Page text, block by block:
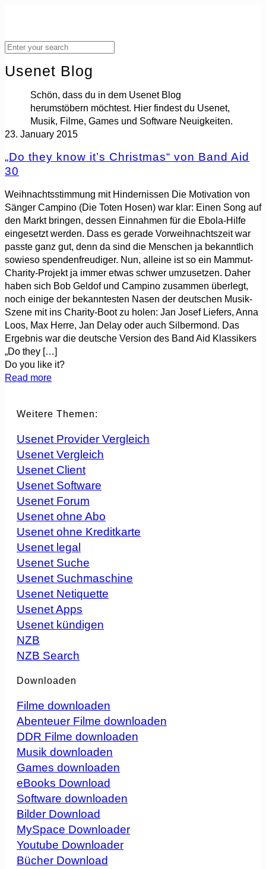
Usenet Blog
Schön, dass du in dem Usenet Blog
herumstöbern möchtest. Hier findest du Usenet,
Musik, Filme, Games und Software Neuigkeiten.
23. January 2015
„Do they know it’s Christmas“ von Band Aid
30
Weihnachtsstimmung mit Hindernissen Die Motivation von
Sänger Campino (Die Toten Hosen) war klar: Einen Song auf
den Markt bringen, dessen Einnahmen für die Ebola-Hilfe
eingesetzt werden. Dass es gerade Vorweihnachtszeit war
passte ganz gut, denn da sind die Menschen ja bekanntlich
sowieso spendenfreudiger. Nun, alleine ist so ein Mammut-
Charity-Projekt ja immer etwas schwer umzusetzen. Daher
haben sich Bob Geldof und Campino zusammen überlegt,
noch einige der bekanntesten Nasen der deutschen Musik-
Szene mit ins Charity-Boot zu holen: Jan Josef Liefers, Anna
Loos, Max Herre, Jan Delay oder auch Silbermond. Das
Ergebnis war die deutsche Version des Band Aid Klassikers
„Do they […]
Do you like it?
Read more
Weitere Themen:
Usenet Provider Vergleich
Usenet Vergleich
Usenet Client
Usenet Software
Usenet Forum
Usenet ohne Abo
Usenet ohne Kreditkarte
Usenet legal
Usenet Suche
Usenet Suchmaschine
Usenet Netiquette
Usenet Apps
Usenet kündigen
NZB
NZB Search
Downloaden
Filme downloaden
Abenteuer Filme downloaden
DDR Filme downloaden
Musik downloaden
Games downloaden
eBooks Download
Software downloaden
Bilder Download
MySpace Downloader
Youtube Downloader
Bücher Download